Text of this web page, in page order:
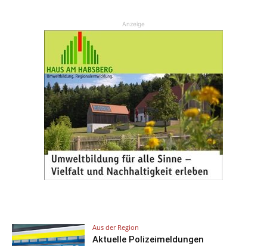
Anzeige
Aus der Region
Aktuelle Polizeimeldungen